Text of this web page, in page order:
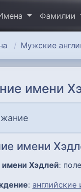
Фамилии
Мужские
имени
имени
имени Хэдлей:
: английские